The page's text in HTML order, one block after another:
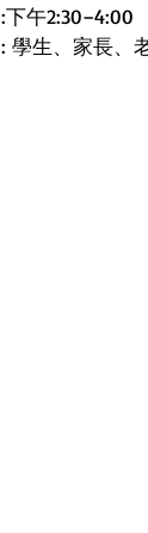
:下午2:30–4:00
: 學生、家長、